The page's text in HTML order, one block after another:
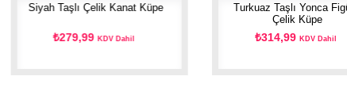
Siyah Taşlı Çelik Kanat Küpe
₺279,99KDV Dahil
Turkuaz Taşlı Yonca
Çelik Küpe
₺314,99KDV Dahil